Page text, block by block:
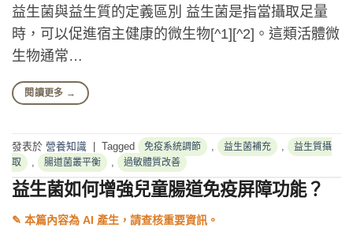
益生菌與益生質的定義區別 益生菌是指當攝取足量
時，可以促進宿主健康的微生物[^1][^2]。這類活體微
生物通常…
閱讀更多 →
發表於 營養知識 Tagged 免疫系統調節 , 益生菌補充 ,
益生質攝
取
, 腸道菌叢平衡 , 過敏體質改善
益生菌如何增強兒童腸道免疫屏障功能？